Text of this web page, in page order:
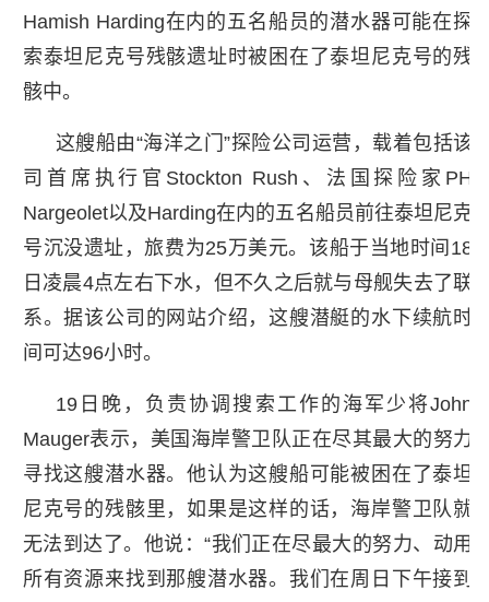
Hamish Harding在内的五名船员的潜水器可能在探
索泰坦尼克号残骸遗址时被困在了泰坦尼克号的残
骸中。
这艘船由“海洋之门”探险公司运营，载着包括该
司首席执行官Stockton Rush、法国探险家PH
Nargeolet以及Harding在内的五名船员前往泰坦尼克
号沉没遗址，旅费为25万美元。该船于当地时间18
日凌晨4点左右下水，但不久之后就与母舰失去了联
系。据该公司的网站介绍，这艘潜艇的水下续航时
间可达96小时。
19日晚，负责协调搜索工作的海军少将John
Mauger表示，美国海岸警卫队正在尽其最大的努力
寻找这艘潜水器。他认为这艘船可能被困在了泰坦
尼克号的残骸里，如果是这样的话，海岸警卫队就
无法到达了。他说：“我们正在尽最大的努力、动用
所有资源来找到那艘潜水器。我们在周日下午接到